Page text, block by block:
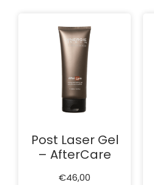
Post Laser Gel
– AfterCare
€46,00